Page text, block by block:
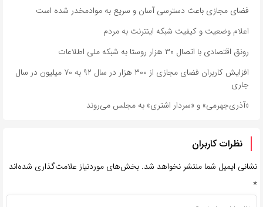
فضای مجازی باعث دسترسی آسان و سریع به موادمخدر شده است
اعلام وضعیت و کیفیت شبکه اینترنت به مردم
رونق اقتصادی با اتصال ۳۰ هزار روستا به شبکه ملی اطلاعات
افزایش کاربران فضای مجازی از ۳۰۰ هزار در سال ۹۲ به ۷۰ میلیون در سال
جاری
«آذری‌جهرمی» و «سردار اشتری» به مجلس می‌روند
نظرات کاربران
نشانی ایمیل شما منتشر نخواهد شد. بخش‌های موردنیاز علامت‌گذاری شده‌اند
*